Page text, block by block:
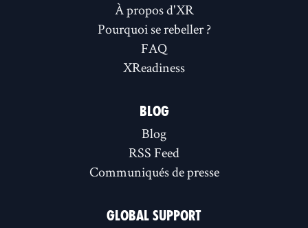
À propos d'XR
Pourquoi se rebeller ?
FAQ
XReadiness
BLOG
Blog
RSS Feed
Communiqués de presse
GLOBAL SUPPORT